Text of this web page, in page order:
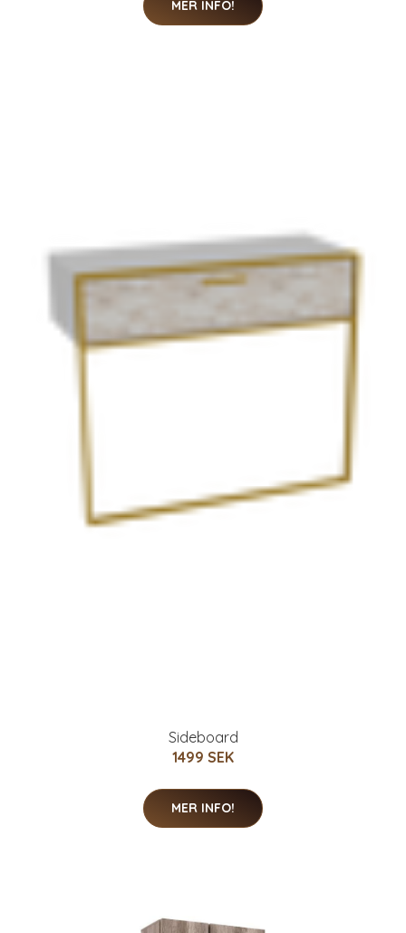
MER INFO!
Sideboard
1499 SEK
MER INFO!